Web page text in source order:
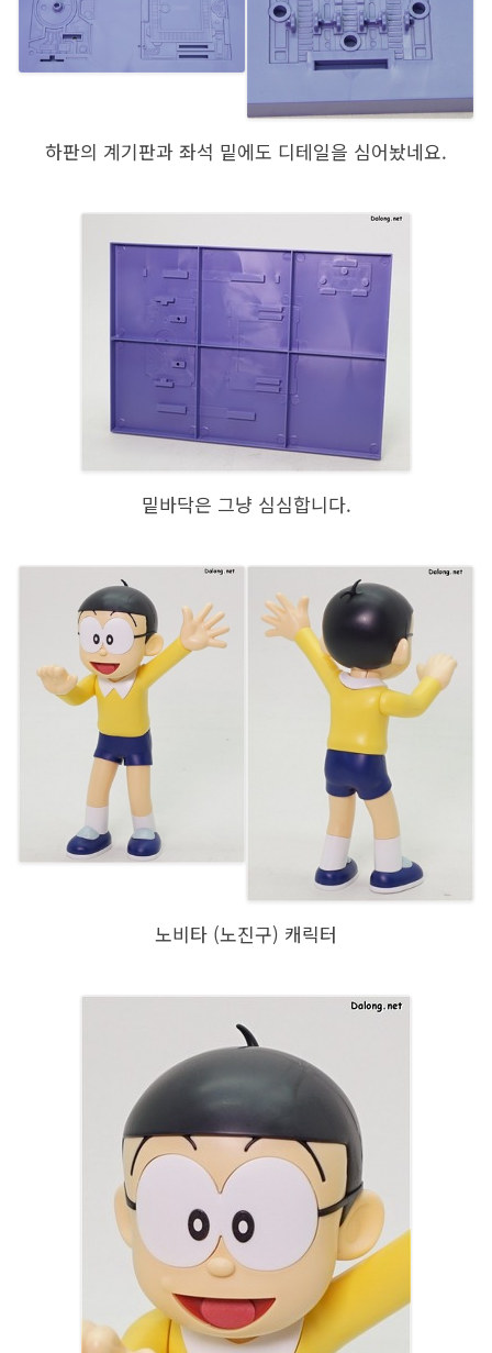
하판의 계기판과 좌석 밑에도 디테일을 심어놨네요.
밑바닥은 그냥 심심합니다.
노비타 (노진구) 캐릭터